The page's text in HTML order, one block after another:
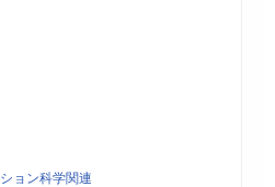
ョン科学関連